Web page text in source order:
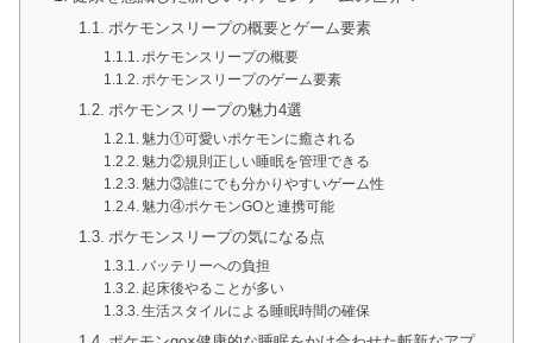
ポケモンスリープの概要とゲーム要素
ポケモンスリープの概要
ポケモンスリープのゲーム要素
ポケモンスリープの魅力4選
魅力①可愛いポケモンに癒される
魅力②規則正しい睡眠を管理できる
魅力③誰にでも分かりやすいゲーム性
魅力④ポケモンGOと連携可能
ポケモンスリープの気になる点
バッテリーへの負担
起床後やることが多い
生活スタイルによる睡眠時間の確保